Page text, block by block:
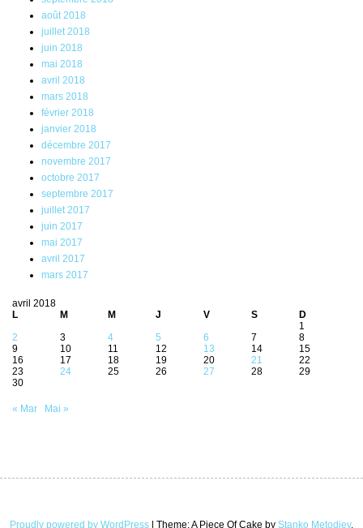
août 2018
juillet 2018
juin 2018
mai 2018
avril 2018
mars 2018
février 2018
janvier 2018
décembre 2017
novembre 2017
octobre 2017
septembre 2017
juillet 2017
juin 2017
mai 2017
avril 2017
mars 2017
avril 2018
L
M M J V S
D
1
2
3 4 5 6 7
8
9
10 11 12 13 14
15
16
17 18 19 20 21
22
23
24 25 26 27 28
29
30
« Mar Mai »
Proudly powered by WordPress Theme: A Piece Of Cake by Stanko Metodiev.